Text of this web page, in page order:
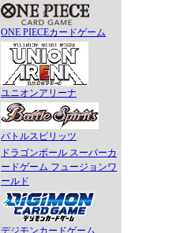
ONE PIECEカードゲーム
ユニオンアリーナ
バトルスピリッツ
ドラゴンボール スーパーカ
ードゲーム フュージョンワ
ールド
デジモンカードゲーム